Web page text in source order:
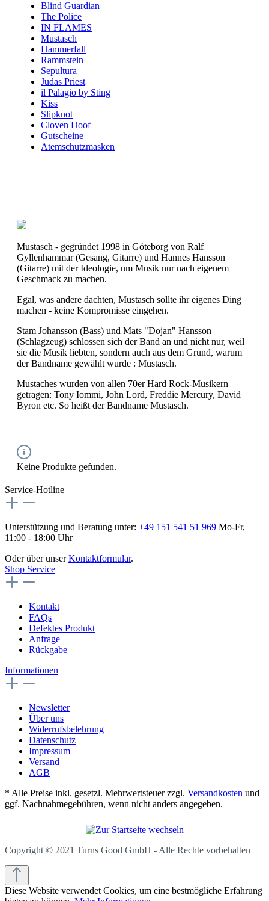
Blind Guardian
The Police
IN FLAMES
Mustasch
Hammerfall
Rammstein
Sepultura
Judas Priest
il Palagio by Sting
Kiss
Slipknot
Cloven Hoof
Gutscheine
Atemschutzmasken
Mustasch - gegründet 1998 in Göteborg von Ralf
Gyllenhammar (Gesang, Gitarre) und Hannes Hansson
(Gitarre) mit der Ideologie, um Musik nur nach eigenem
Geschmack zu machen.
Egal, was andere dachten, Mustasch sollte ihr eigenes Ding
machen - keine Kompromisse eingehen.
Stam Johansson (Bass) und Mats "Dojan" Hansson
(Schlagzeug) schlossen sich der Band an und nicht nur, weil
sie die Musik liebten, sondern auch aus dem Grund, warum
der Bandname gewählt wurde : Mustasch.
Mustaches wurden von allen 70er Hard Rock-Musikern
getragen: Tony Iommi, John Lord, Freddie Mercury, David
Byron etc. So heißt der Bandname Mustasch.
Keine Produkte gefunden.
Service-Hotline
Unterstützung und Beratung unter: +49 151 541 51 969 Mo-Fr,
11:00 - 18:00 Uhr
Oder über unserKontaktformular.
Shop Service
Kontakt
FAQs
Defektes Produkt
Anfrage
Rückgabe
Informationen
Newsletter
Über uns
Widerrufsbelehrung
Datenschutz
Impressum
Versand
AGB
* Alle Preise inkl. gesetzl. Mehrwertsteuer zzgl. Versandkosten und
ggf. Nachnahmegebühren, wenn nicht anders angegeben.
Copyright © 2021 Turns Good GmbH - Alle Rechte vorbehalten
Diese Website verwendet Cookies, um eine bestmögliche Erfahrung